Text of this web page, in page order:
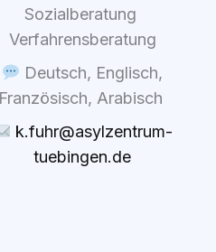
Sozi­al­be­ra­tung
Ver­fah­rens­be­ra­tung
Deutsch, Eng­lisch,
Fran­zö­sisch, Ara­bisch
k.fuhr@asylzentrum-
tue​bin​gen​.de